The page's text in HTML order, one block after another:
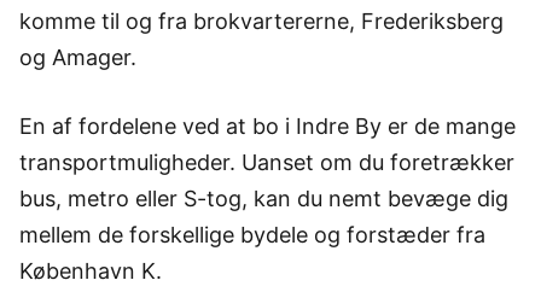
komme til og fra brokvartererne, Frederiksberg
og Amager.
En af fordelene ved at bo i Indre By er de mange
transportmuligheder. Uanset om du foretrækker
bus, metro eller S-tog, kan du nemt bevæge dig
mellem de forskellige bydele og forstæder fra
København K.